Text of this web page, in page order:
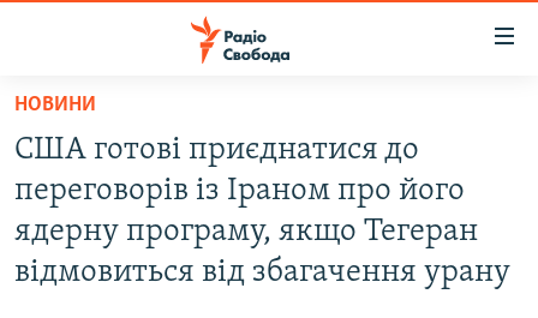
Перейти
основного
матеріалу
Перейти
до
основної
СТАТТІ
ВІЙНА
НОВИНИ
США готові приєднатися до
переговорів із Іраном про його
ядерну програму, якщо Тегеран
відмовиться від збагачення урану